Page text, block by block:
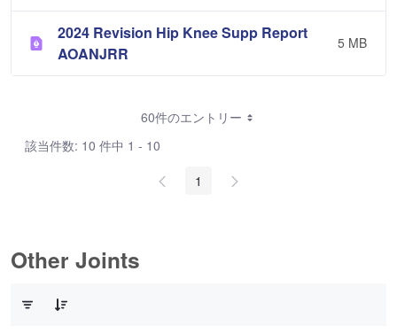
2024 Revision Hip Knee Supp Report
AOANJRR
5 MB
60件のエントリー
該当件数: 10 件中 1 - 10
1
Other Joints